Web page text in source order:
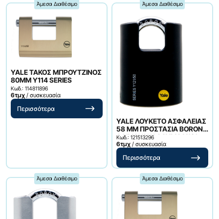
Άμεσα Διαθέσιμο
YALE ΤΑΚΟΣ ΜΠΡΟΥΤΖΙΝΟΣ
80ΜΜ Υ114 SERIES
Κωδ.: 114811896
6τμχ / συσκευασία
Περισσότερα
Άμεσα Διαθέσιμο
YALE ΛΟΥΚΕΤΟ ΑΣΦΑΛΕΙΑΣ
58 ΜΜ ΠΡΟΣΤΑΣΙΑ BORON
ΛΑΙΜΟY&ΚΑΛΛΥΜΑ Υ121
SERIES
Κωδ.: 121513296
6τμχ / συσκευασία
Περισσότερα
Άμεσα Διαθέσιμο Άμεσα Διαθέσιμο